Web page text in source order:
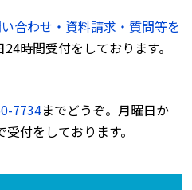
合わせ・資料請求・質問等を
24時間受付をしております。
7734までどうぞ。月曜日か
付をしております。